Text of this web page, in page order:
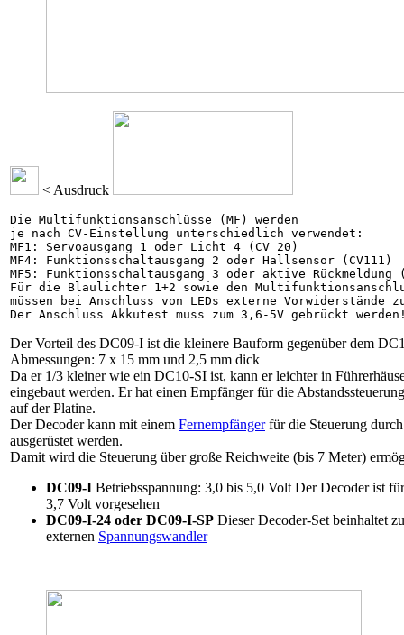
< Ausdruck
Die Multifunktionsanschlüsse (MF) werden
je nach CV-Einstellung unterschiedlich verwendet:
MF1: Servoausgang 1 oder Licht 4 (CV 20)
MF4: Funktionsschaltausgang 2 oder Hallsensor (CV111)
MF5: Funktionsschaltausgang 3 oder aktive Rückmeldung
Für die Blaulichter 1+2 sowie den
müssen bei Anschluss von LEDs externe Vorwiderstände
Der Vorteil des DC09-I ist die kleinere Bauform gegenüber dem
Abmessungen: 7 x 15 mm und 2,5 mm dick
Da er 1/3 kleiner wie ein DC10-SI ist, kann er leichter in
eingebaut werden. Er hat einen Empfänger für die
auf der Platine.
Der Decoder kann mit einem Fernempfängerfür die Steuerung
ausgerüstet werden.
Damit wird die Steuerung über große Reichweite (bis 7 Meter)
DC09-I Betriebsspannung: 3,0 bis 5,0 Volt Der Decoder ist
3,7 Volt vorgesehen
DC09-I-24 oder DC09-I-SP Dieser Decoder-Set beinhaltet
externen Spannungswandler